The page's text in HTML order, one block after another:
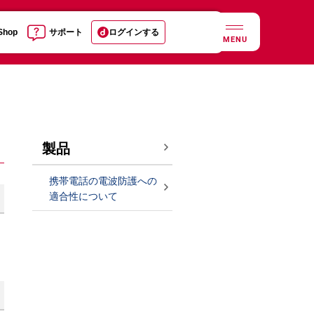
サポート ログインする
MENU
製品
携帯電話の電波防護への
適合性について